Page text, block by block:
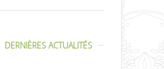
DERNIÈRES ACTUALITÉS